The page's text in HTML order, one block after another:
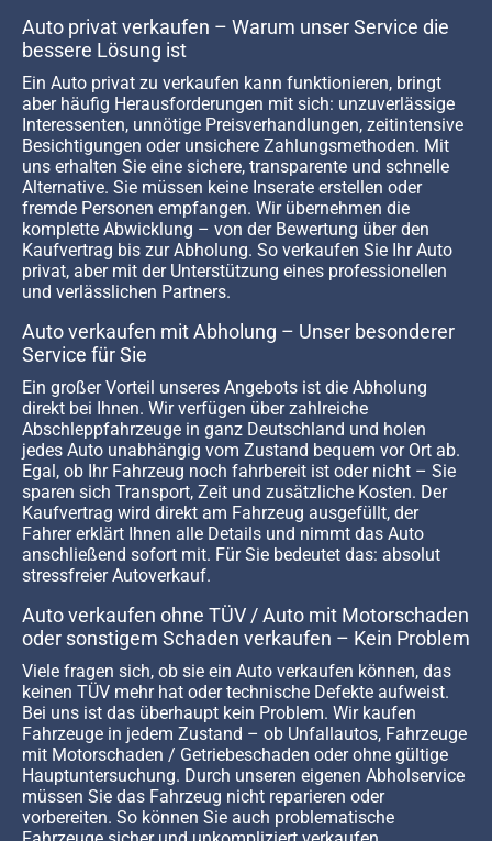
Auto privat verkaufen – Warum unser Service die
bessere Lösung ist
Ein Auto privat zu verkaufen kann funktionieren, bringt
aber häufig Herausforderungen mit sich: unzuverlässige
Interessenten, unnötige Preisverhandlungen, zeitintensive
Besichtigungen oder unsichere Zahlungsmethoden. Mit
uns erhalten Sie eine sichere, transparente und schnelle
Alternative. Sie müssen keine Inserate erstellen oder
fremde Personen empfangen. Wir übernehmen die
komplette Abwicklung – von der Bewertung über den
Kaufvertrag bis zur Abholung. So verkaufen Sie Ihr Auto
privat, aber mit der Unterstützung eines professionellen
und verlässlichen Partners.
Auto verkaufen mit Abholung – Unser besonderer
Service für Sie
Ein großer Vorteil unseres Angebots ist die Abholung
direkt bei Ihnen. Wir verfügen über zahlreiche
Abschleppfahrzeuge in ganz Deutschland und holen
jedes Auto unabhängig vom Zustand bequem vor Ort ab.
Egal, ob Ihr Fahrzeug noch fahrbereit ist oder nicht – Sie
sparen sich Transport, Zeit und zusätzliche Kosten. Der
Kaufvertrag wird direkt am Fahrzeug ausgefüllt, der
Fahrer erklärt Ihnen alle Details und nimmt das Auto
anschließend sofort mit. Für Sie bedeutet das: absolut
stressfreier Autoverkauf.
Auto verkaufen ohne TÜV / Auto mit Motorschaden
oder sonstigem Schaden verkaufen – Kein Problem
Viele fragen sich, ob sie ein Auto verkaufen können, das
keinen TÜV mehr hat oder technische Defekte aufweist.
Bei uns ist das überhaupt kein Problem. Wir kaufen
Fahrzeuge in jedem Zustand – ob Unfallautos, Fahrzeuge
mit Motorschaden / Getriebeschaden oder ohne gültige
Hauptuntersuchung. Durch unseren eigenen Abholservice
müssen Sie das Fahrzeug nicht reparieren oder
vorbereiten. So können Sie auch problematische